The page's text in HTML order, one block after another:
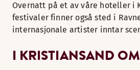
Overnatt på et av våre hoteller i
festivaler finner også sted i
internasjonale artister inntar
I KRISTIANSAND